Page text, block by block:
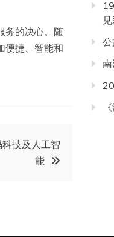
务的决心。随
便捷、智能和
技及人工智
能